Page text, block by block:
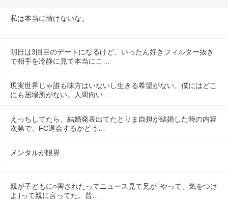
私は本当に情けないな。
明日は3回目のデートになるけど、いったん好きフィルター抜き
で相手を冷静に見て本当にこ…
現実世界じゃ誰も味方はいないし生きる希望がない。僕にはどこ
にも居場所がない。人間向い…
えっちしてたら、結婚発表出てたとりま自担が結婚した時の内容
次第で、FC退会するかどう…
メンタルが限界
親が子どもに○害されたってニュース見て兄が｢やって、気をつけ
よ｣って親に言ってた。普…